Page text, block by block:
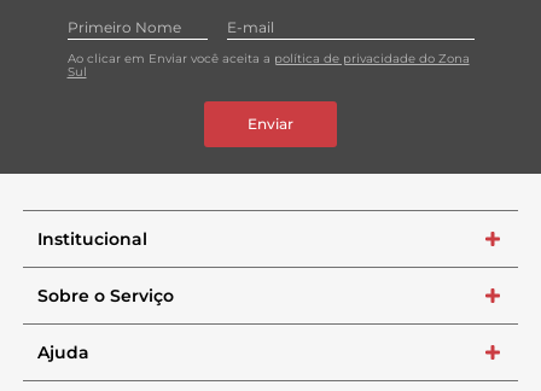
Ao clicar em Enviar você aceita a política de privacidade do Zona
Sul
Enviar
Institucional +
Sobre o Serviço +
Ajuda +